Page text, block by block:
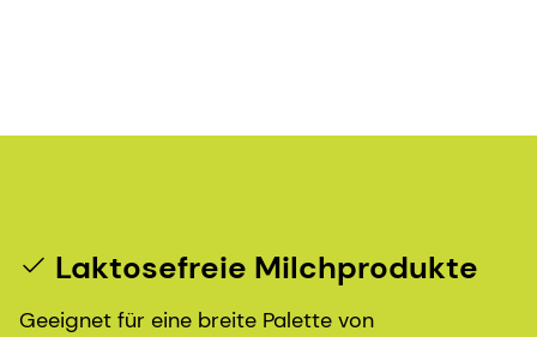
Laktosefreie Milchprodukte
Geeignet für eine breite Palette von